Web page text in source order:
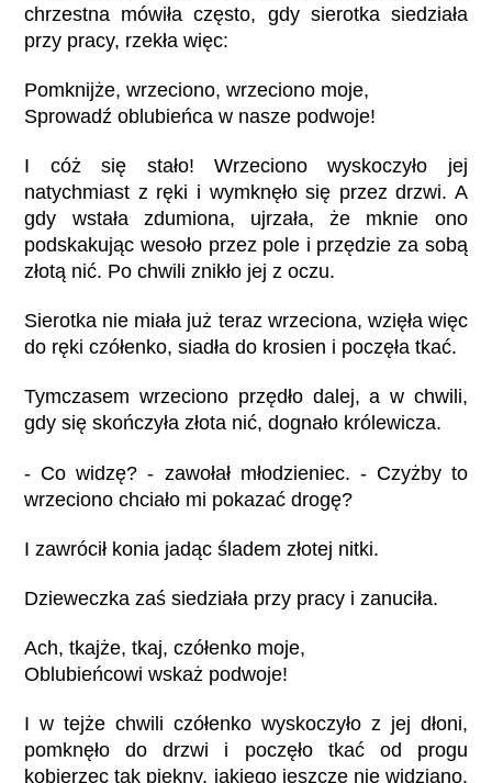
chrzestna mówiła często, gdy sierotka siedziała
przy pracy, rzekła więc:
Pomknijże, wrzeciono, wrzeciono moje,
Sprowadź oblubieńca w nasze podwoje!
I cóż się stało! Wrzeciono wyskoczyło jej
natychmiast z ręki i wymknęło się przez drzwi. A
gdy wstała zdumiona, ujrzała, że mknie ono
podskakując wesoło przez pole i przędzie za sobą
złotą nić. Po chwili znikło jej z oczu.
Sierotka nie miała już teraz wrzeciona, wzięła więc
do ręki czółenko, siadła do krosien i poczęła tkać.
Tymczasem wrzeciono przędło dalej, a w chwili,
gdy się skończyła złota nić, dognało królewicza.
- Co widzę? - zawołał młodzieniec. - Czyżby to
wrzeciono chciało mi pokazać drogę?
I zawrócił konia jadąc śladem złotej nitki.
Dzieweczka zaś siedziała przy pracy i zanuciła.
Ach, tkajże, tkaj, czółenko moje,
Oblubieńcowi wskaż podwoje!
I w tejże chwili czółenko wyskoczyło z jej dłoni,
pomknęło do drzwi i poczęło tkać od progu
kobierzec tak piękny, jakiego jeszcze nie widziano.